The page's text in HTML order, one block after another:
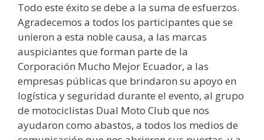
Todo este éxito se debe a la suma de esfuerzos.
Agradecemos a todos los participantes que se
unieron a esta noble causa, a las marcas
auspiciantes que forman parte de la
Corporación Mucho Mejor Ecuador, a las
empresas públicas que brindaron su apoyo en
logística y seguridad durante el evento, al grupo
de motociclistas Dual Moto Club que nos
ayudaron como abastos, a todos los medios de